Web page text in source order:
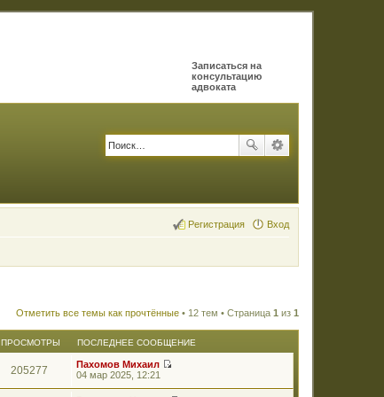
Записаться на
консультацию
адвоката
Вход
Регистрация
Отметить все темы как прочтённые • 12 тем • Страница 1 из 1
ПРОСМОТРЫ ПОСЛЕДНЕЕ СООБЩЕНИЕ
205277
Пахомов Михаил
р
04 мар 2025, 12:21